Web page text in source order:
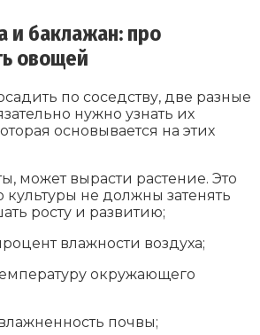
и баклажан: про
овощей
по соседству, две разные
нужно узнать их
основывается на этих
может вырасти растение. Это
культуры не должны затенять
росту и развитию;
влажности воздуха;
окружающего
почвы;